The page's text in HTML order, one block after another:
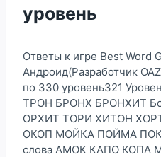
уровень
Ответы к игре Best Word
Андроид(Разработчик
по 330 уровень321
ТРОН БРОНХ БРОНХИТ
ОРХИТ ТОРИ ХИТОН
ОКОП МОЙКА ПОЙМА
слова АМОК КАПО КОПА